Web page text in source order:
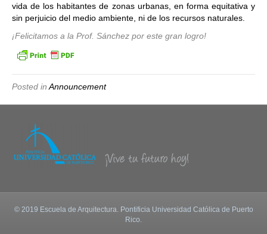
vida de los habitantes de zonas urbanas, en forma equitativa y
sin perjuicio del medio ambiente, ni de los recursos naturales.
¡Felicitamos a la Prof. Sánchez por este gran logro!
Posted in Announcement
© 2019 Escuela de Arquitectura. Pontificia Universidad Católica de Puerto
Rico.